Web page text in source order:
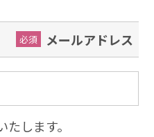
メールアドレス
必須
します。